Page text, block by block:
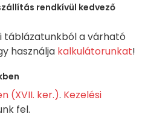
rendkívül kedvező
táblázatunkból a várható
használja kalkulátorunkat!
(XVII. ker.). Kezelési
fel.